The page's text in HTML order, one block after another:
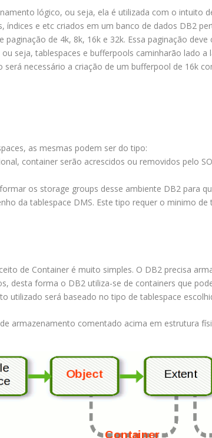
lógico, ou seja, ela é utilizada com o intuito
e etc criados em um banco de dados DB2
de 4k, 8k, 16k e 32k. Essa paginação
seja, tablespaces e bufferpools caminharão lado a
necessário a criação de um bufferpool de 16k
as mesmas podem ser do tipo:
container serão acrescidos ou removidos pelo
os storage groups desse ambiente DB2 para
da tablespace DMS. Este tipo requer o minimo
de Container é muito simples. O DB2 precisa
desta forma o DB2 utiliza-se de containers que
utilizado será baseado no tipo de tablespace
armazenamento comentado acima em estrutura